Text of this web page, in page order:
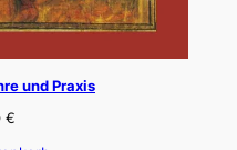
und Praxis
€